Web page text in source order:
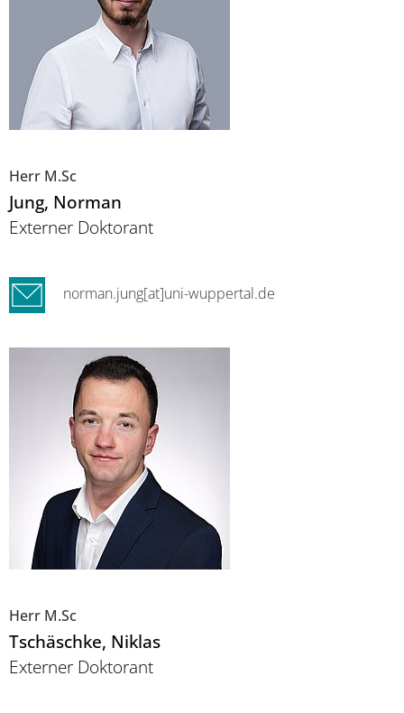
Herr M.Sc
Jung, Norman
Externer Doktorant
norman.jung[at]uni-wuppertal.de
Herr M.Sc
Tschäschke, Niklas
Externer Doktorant